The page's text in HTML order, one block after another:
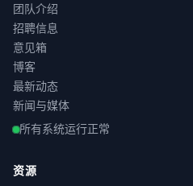
团队介绍
招聘信息
意见箱
博客
最新动态
新闻与媒体
所有系统运行正常
资源